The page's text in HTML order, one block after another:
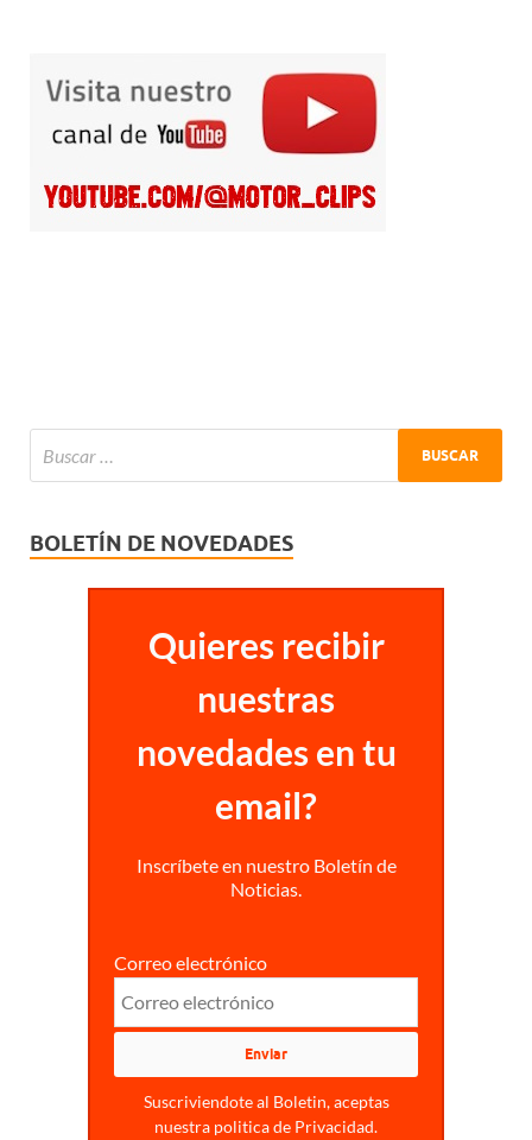
BOLETÍN DE NOVEDADES
Quieres recibir
nuestras
novedades en tu
email?
Inscríbete en nuestro Boletín de
Noticias.
Correo electrónico
Suscriviendote al Boletin, aceptas
nuestra politica de Privacidad.